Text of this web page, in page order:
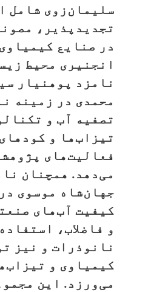
سلیمان‌زوی شامل
تجدیدپذیر،
در صنایع
انجنیری محیط
نامزد پوهنیار
محمدی در زمینه
تصفیه آب و
تیزاب‌ها و
فعالیت‌های
می‌دهد. همچنان
جهان‌شاه موسوی
کیفیت آب‌های
و فاضلاب،
نانوذرات و نیز
کیمیاوی و
می‌ورزد. این